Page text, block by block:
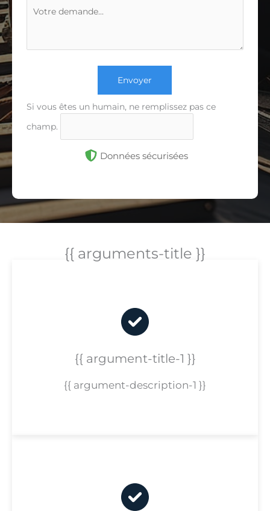
Envoyer
Si vous êtes un humain, ne remplissez pas ce
champ.
Données sécurisées
{{ arguments-title }}
{{ argument-title-1 }}
{{ argument-description-1 }}